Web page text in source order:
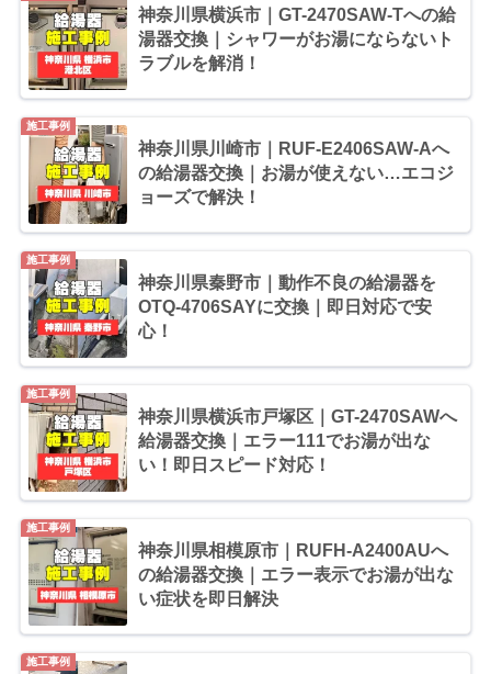
神奈川県横浜市｜GT-2470SAW-Tへの給
湯器交換｜シャワーがお湯にならないト
ラブルを解消！
神奈川県川崎市｜RUF-E2406SAW-Aへ
の給湯器交換｜お湯が使えない…エコジ
ョーズで解決！
施工事例
神奈川県秦野市｜動作不良の給湯器を
OTQ-4706SAYに交換｜即日対応で安
心！
施工事例
神奈川県横浜市戸塚区｜GT-2470SAWへ
給湯器交換｜エラー111でお湯が出な
い！即日スピード対応！
施工事例
神奈川県相模原市｜RUFH-A2400AUへ
の給湯器交換｜エラー表示でお湯が出な
い症状を即日解決
施工事例
施工事例